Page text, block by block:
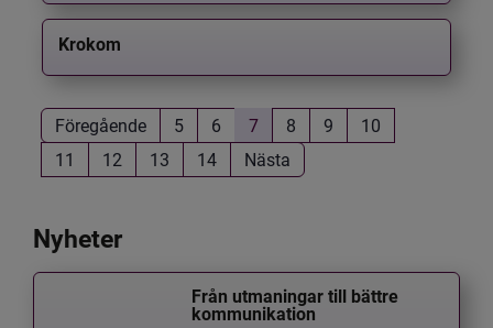
Krokom
Föregående 5 6 7 8 9
10
11
12 13 14 Nästa
Nyheter
Från utmaningar till bättre
kommunikation